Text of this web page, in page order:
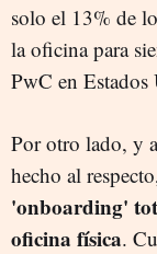
solo el 13% de
la oficina para
PwC en Estados
Por otro lado, y
hecho al
'onboarding'
oficina física.